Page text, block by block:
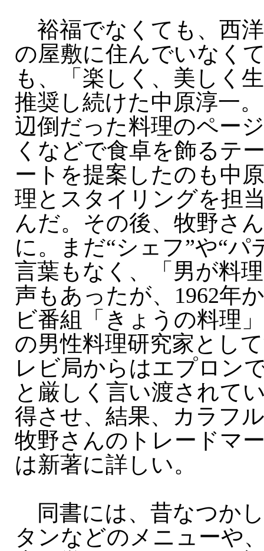
裕福でなくても、西
の屋敷に住んでいなく
も、「楽しく、美しく
推奨し続けた中原淳一
辺倒だった料理のペー
くなどで食卓を飾るテ
ートを提案したのも中
理とスタイリングを担
んだ。その後、牧野さ
に。まだ“シェフ”や“パ
言葉もなく、「男が料
声もあったが、1962年
ビ番組「きょうの料理
の男性料理研究家とし
レビ局からはエプロン
と厳しく言い渡されて
得させ、結果、カラフ
牧野さんのトレードマ
は新著に詳しい。
同書には、昔なつか
タンなどのメニューや